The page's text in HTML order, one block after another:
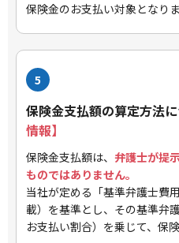
保険金のお支払い対象となりま
5
保険金支払額の算定方法
情報】
保険金支払額は、 弁護士が提
ものではありません。
当社が定める「基準弁護士費
載）を基準とし、その基準弁
お支払い割合）を乗じて、保